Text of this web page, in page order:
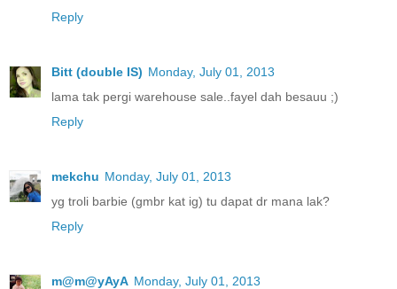
Reply
Bitt (double IS) Monday, July 01, 2013
lama tak pergi warehouse sale..fayel dah besauu ;)
Reply
mekchu Monday, July 01, 2013
yg troli barbie (gmbr kat ig) tu dapat dr mana lak?
Reply
m@m@yAyA Monday, July 01, 2013